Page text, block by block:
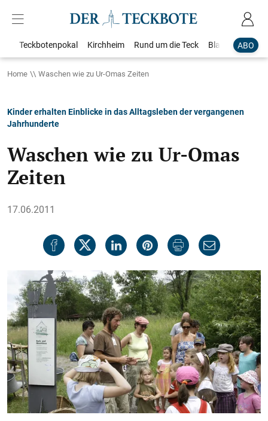
ABO
Teckbotenpokal Kirchheim Rund um die Teck Blaulicht
Home Waschen wie zu Ur-Omas Zeiten
Kinder erhalten Einblicke in das Alltagsleben der vergangenen
Jahrhunderte
Waschen wie zu Ur-Omas
Zeiten
17.06.2011